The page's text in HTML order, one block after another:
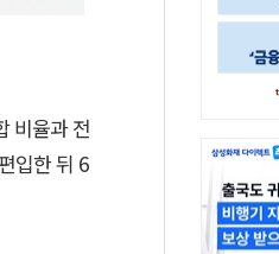
비율과 전
입한 뒤 6